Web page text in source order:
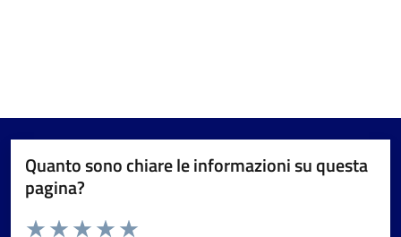
Quanto sono chiare le informazioni su questa
pagina?
Valuta da 1 a 5 stelle la pagina